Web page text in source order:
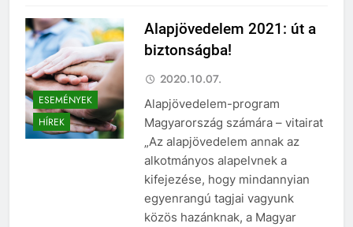
ESEMÉNYEK
HÍREK
Alapjövedelem 2021: út a
biztonságba!
2020.10.07.
Alapjövedelem-program
Magyarország számára – vitairat
„Az alapjövedelem annak az
alkotmányos alapelvnek a
kifejezése, hogy mindannyian
egyenrangú tagjai vagyunk
közös hazánknak, a Magyar